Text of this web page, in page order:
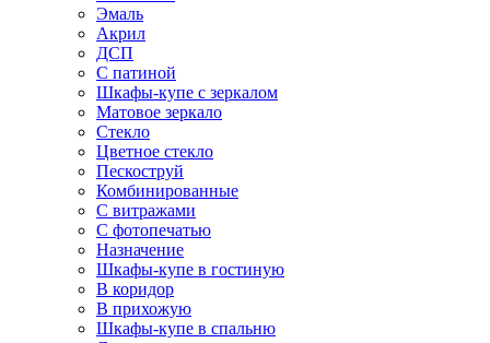
Эмаль
Акрил
ДСП
С патиной
Шкафы-купе с зеркалом
Матовое зеркало
Стекло
Цветное стекло
Пескоструй
Комбинированные
С витражами
С фотопечатью
Назначение
Шкафы-купе в гостиную
В коридор
В прихожую
Шкафы-купе в спальню